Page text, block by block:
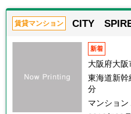
賃貸マンション CITY
新着
大阪府大阪
東海道新幹
分
マンショ